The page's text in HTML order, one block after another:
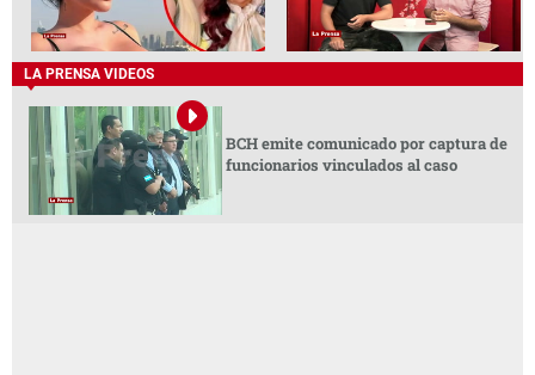
LA PRENSA VIDEOS
BCH emite comunicado por captura de
funcionarios vinculados al caso